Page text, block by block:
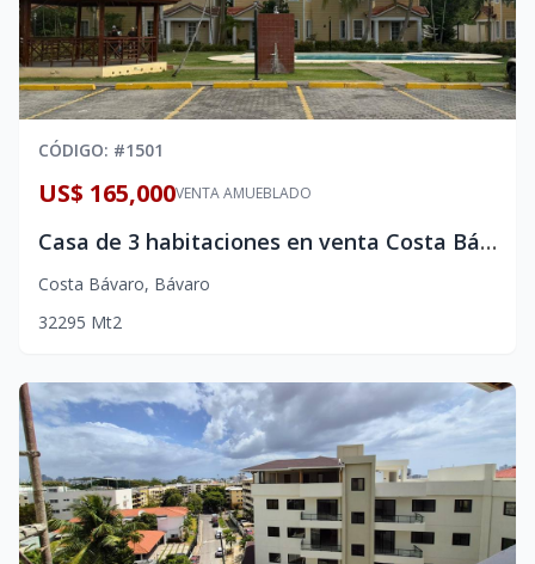
CÓDIGO: #1501
VENTA AMUEBLADO
US$ 165,000
Casa de 3 habitaciones en venta Costa Bávaro- bavaro punta cana – Con acceso a la playa
Costa Bávaro, Bávaro
32295 Mt2